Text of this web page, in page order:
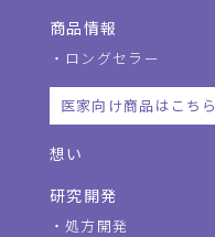
商品情報
ロングセラー
医家向け商品はこちら
想い
研究開発
処方開発